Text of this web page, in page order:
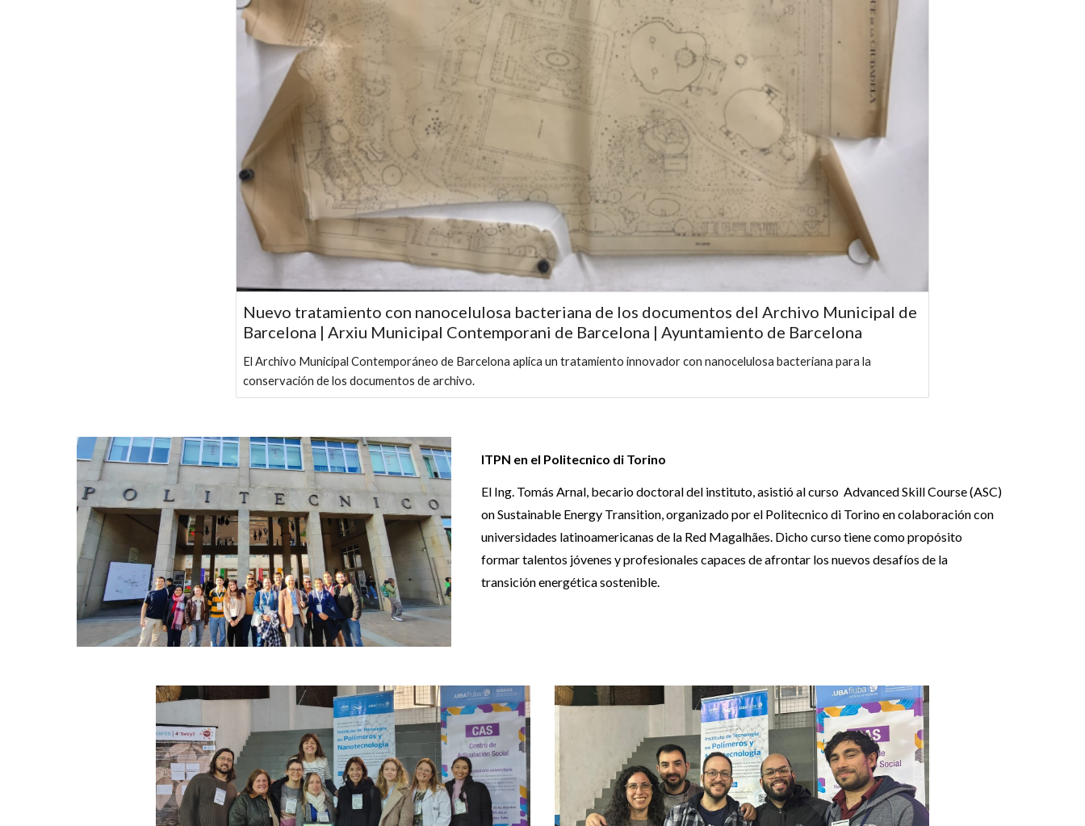
Nuevo tratamiento con nanocelulosa bacteriana de los documentos del Archivo Municipal de
Barcelona | Arxiu Municipal Contemporani de Barcelona | Ayuntamiento de Barcelona
El Archivo Municipal Contemporáneo de Barcelona aplica un tratamiento innovador con nanocelulosa bacteriana para la
conservación de los documentos de archivo.
ITPN en el Politecnico di Torino
El Ing. Tomás Arnal, becario doctoral del instituto, asistió al curso Advanced Skill Course (ASC)
on Sustainable Energy Transition, organizado por el Politecnico di Torino en colaboración con
universidades latinoamericanas de la Red Magalhães. Dicho curso tiene como propósito
formar talentos jóvenes y profesionales capaces de afrontar los nuevos desafíos de la
transición energética sostenible.